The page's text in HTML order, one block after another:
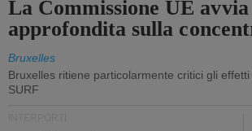
La Commissione UE
approfondita sulla
Bruxelles
Bruxelles ritiene particolarmente critici gli
SURF